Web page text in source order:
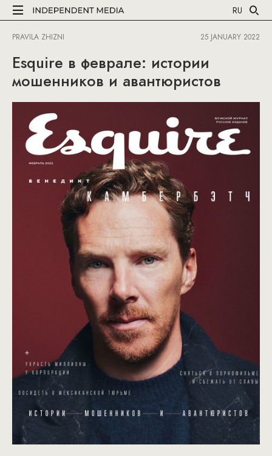
RU
PRAVILA ZHIZNI 25 JANUARY 2022
Esquire в феврале: истории
мошенников и авантюристов